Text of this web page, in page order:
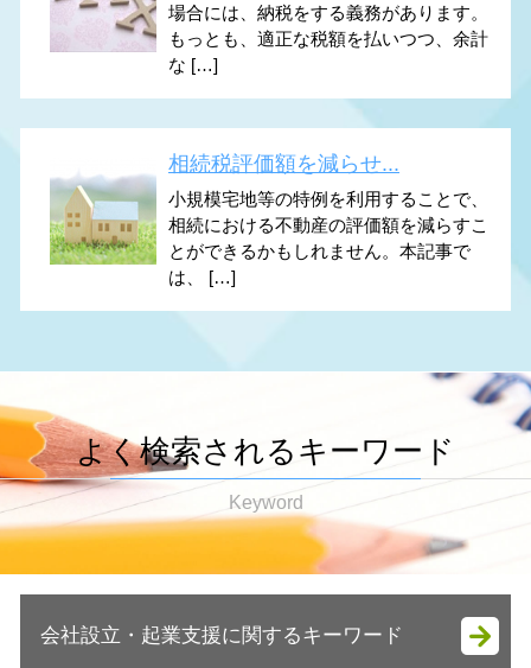
場合には、納税をする義務があります。
もっとも、適正な税額を払いつつ、余計
な […]
相続税評価額を減らせ...
小規模宅地等の特例を利用することで、
相続における不動産の評価額を減らすこ
とができるかもしれません。本記事で
は、 […]
よく検索されるキーワード
Keyword
会社設立・起業支援に関するキーワード